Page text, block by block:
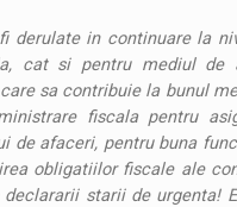
derulate in continuare la
cat si pentru mediul
sa contribuie la bunul
fiscala pentru
de afaceri, pentru buna
obligatiilor fiscale ale
starii de urgenta!